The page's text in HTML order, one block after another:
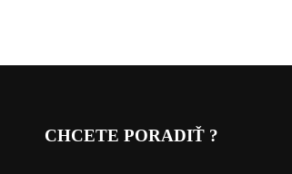
CHCETE PORADIŤ ?